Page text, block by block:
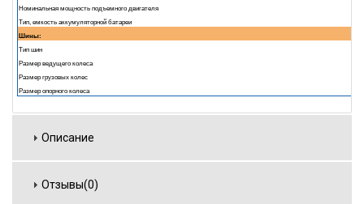
Номинальная мощность подъемного двигателя
Тип, емкость аккумуляторной батареи
Шины:
Тип шин
Размер ведущего колеса
Размер грузовых колес
Размер опорного колеса
Описание
Отзывы(0)